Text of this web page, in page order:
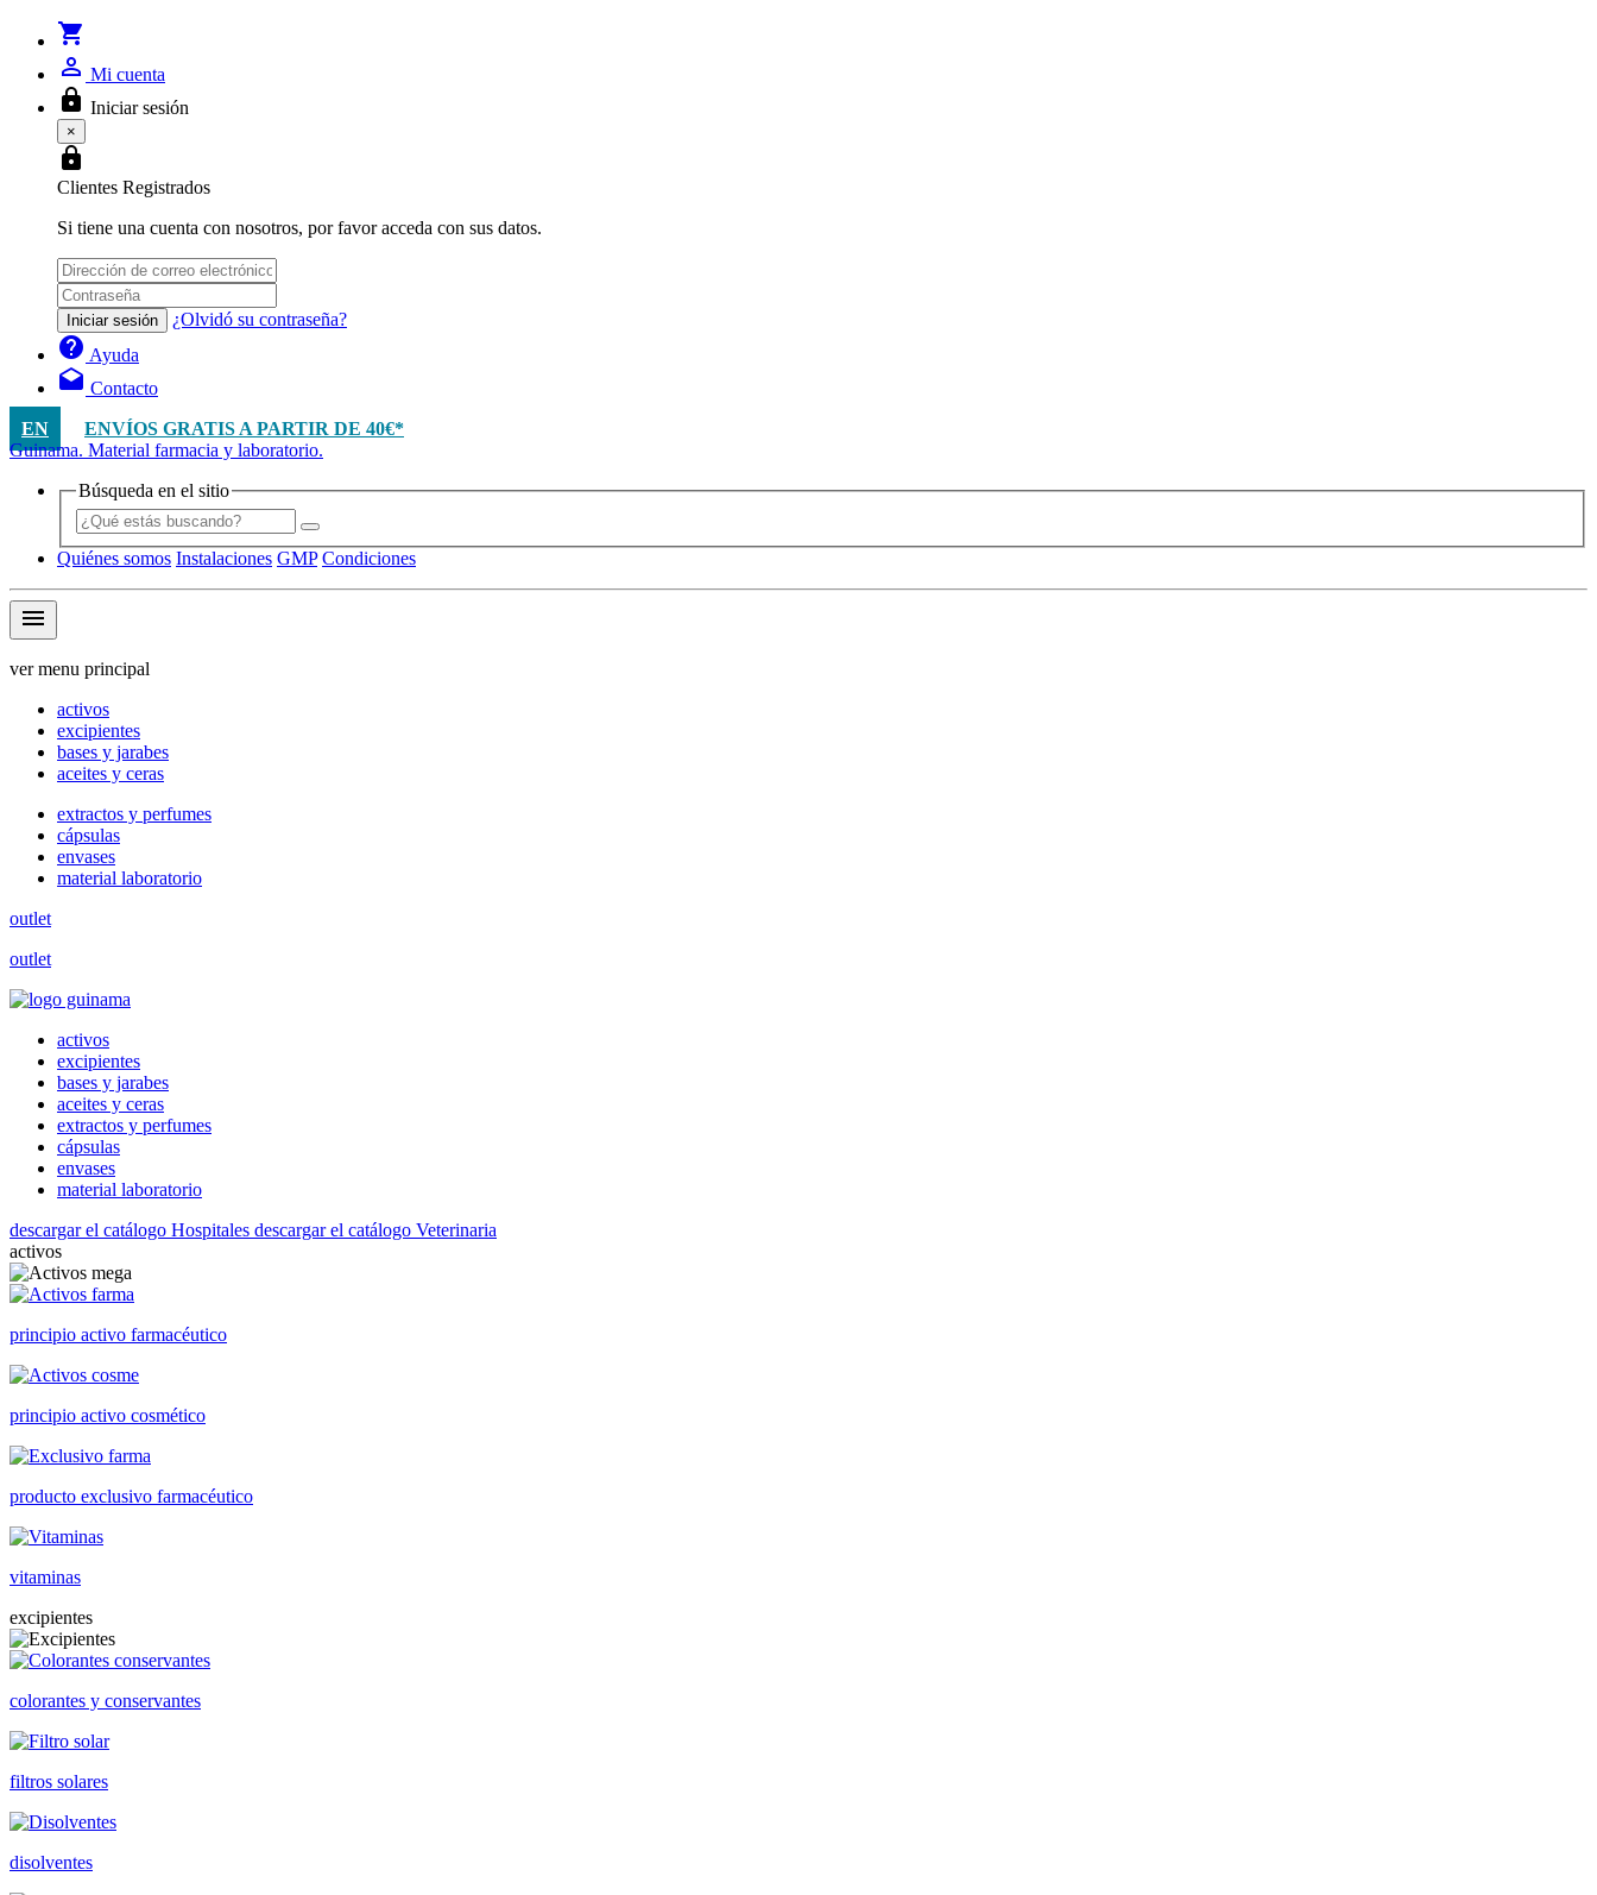
shopping_cart
person_outline Mi cuenta
lock Iniciar sesión
×
lock
Clientes Registrados
Si tiene una cuenta con nosotros, por favor acceda con sus datos.
Iniciar sesión ¿Olvidó su contraseña?
help Ayuda
drafts Contacto
EN
ENVÍOS GRATIS A PARTIR DE 40€*
Guinama. Material farmacia y laboratorio.
Búsqueda en el sitio
Quiénes somos Instalaciones GMP Condiciones
menu
ver menu principal
activos
excipientes
bases y jarabes
aceites y ceras
extractos y perfumes
cápsulas
envases
material laboratorio
outlet
outlet
activos
excipientes
bases y jarabes
aceites y ceras
extractos y perfumes
cápsulas
envases
material laboratorio
descargar el catálogo Hospitales descargar el catálogo Veterinaria
activos
principio activo farmacéutico
principio activo cosmético
producto exclusivo farmacéutico
vitaminas
excipientes
colorantes y conservantes
filtros solares
disolventes